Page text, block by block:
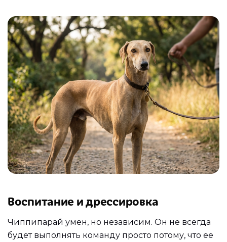
Воспитание и дрессировка
Чиппипарай умен, но независим. Он не всегда
будет выполнять команду просто потому, что ее